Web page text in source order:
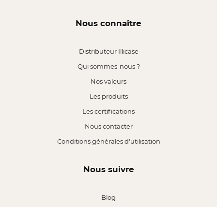
Nous connaître
Distributeur Illicase
Qui sommes-nous ?
Nos valeurs
Les produits
Les certifications
Nous contacter
Conditions générales d'utilisation
Nous suivre
Blog